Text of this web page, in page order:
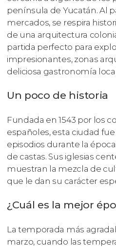
península de Yucatán. Al
mercados, se respira
de una arquitectura
partida perfecto para
impresionantes, zonas
deliciosa gastronomía
Un poco de historia
Fundada en 1543 por los
españoles, esta ciudad
episodios durante la
de castas. Sus iglesias
muestran la mezcla de
que le dan su carácter
¿Cuál es la mejor
La temporada más
marzo, cuando las